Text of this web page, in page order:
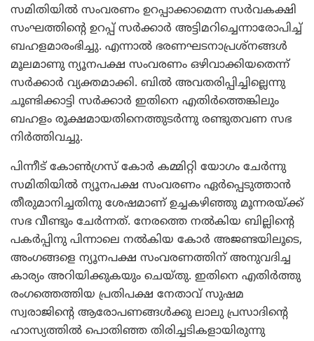
സമിതിയില്‍ സംവരണം ഉറപ്പാക്കാമെന്ന സര്‍വകക്ഷി
സംഘത്തിന്റെ ഉറപ്പ് സര്‍ക്കാര്‍ അട്ടിമറിച്ചെന്നാരോപിച്ച്
ബഹളമാരംഭിച്ചു. എന്നാല്‍ ഭരണഘടനാപ്രശ്‌നങ്ങള്‍
മൂലമാണു ന്യൂനപക്ഷ സംവരണം ഒഴിവാക്കിയതെന്ന്
സര്‍ക്കാര്‍ വ്യക്തമാക്കി. ബില്‍ അവതരിപ്പിച്ചില്ലെന്നു
ചൂണ്ടിക്കാട്ടി സര്‍ക്കാര്‍ ഇതിനെ എതിര്‍ത്തെങ്കിലും
ബഹളം രൂക്ഷമായതിനെത്തുടര്‍ന്നു രണ്ടുതവണ സഭ
നിര്‍ത്തിവച്ചു.
പിന്നീട് കോണ്‍ഗ്രസ് കോര്‍ കമ്മിറ്റി യോഗം ചേര്‍ന്നു
സമിതിയില്‍ ന്യൂനപക്ഷ സംവരണം ഏര്‍പ്പെടുത്താന്‍
തീരുമാനിച്ചതിനു ശേഷമാണ് ഉച്ചകഴിഞ്ഞു മൂന്നരയ്ക്ക്
സഭ വീണ്ടും ചേര്‍ന്നത്. നേരത്തെ നല്‍കിയ ബില്ലിന്റെ
പകര്‍പ്പിനു പിന്നാലെ നല്‍കിയ കോര്‍ അജണ്ടയിലൂടെ,
അംഗങ്ങളെ ന്യൂനപക്ഷ സംവരണത്തിന് അനുവദിച്ച
കാര്യം അറിയിക്കുകയും ചെയ്തു. ഇതിനെ എതിര്‍ത്തു
രംഗത്തെത്തിയ പ്രതിപക്ഷ നേതാവ് സുഷമ
സ്വരാജിന്റെ ആരോപണങ്ങള്‍ക്കു ലാലു പ്രസാദിന്റെ
ഹാസ്യത്തില്‍ പൊതിഞ്ഞ തിരിച്ചടികളായിരുന്നു